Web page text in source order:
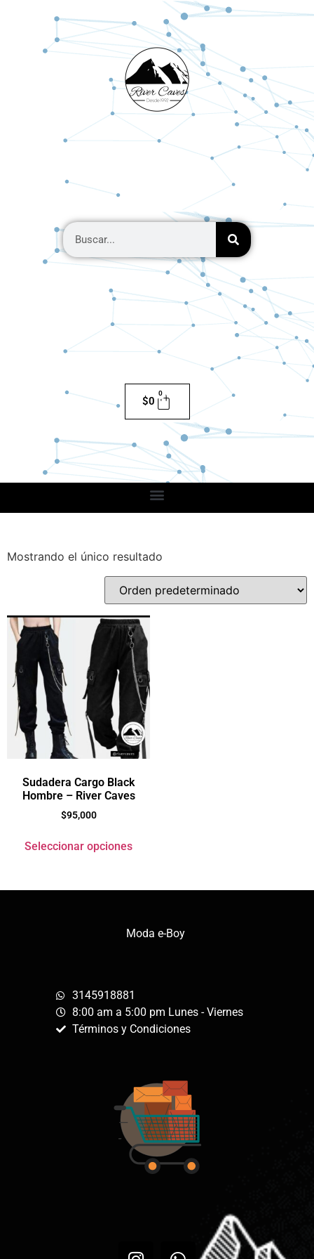
$0
0
Mostrando el único resultado
Sudadera Cargo Black
Hombre – River Caves
$95,000
Seleccionar opciones
Moda e-Boy
3145918881
8:00 am a 5:00 pm Lunes - Viernes
Términos y Condiciones